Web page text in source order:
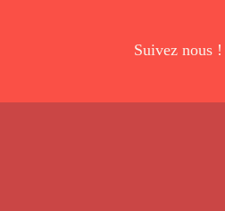
Suivez nous !